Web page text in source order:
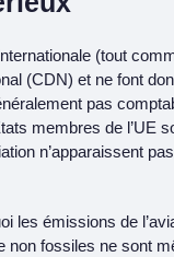
(tout
(CDN) et ne font
pas
membres de l’UE
n’apparaissent
les émissions de
non fossiles ne sont